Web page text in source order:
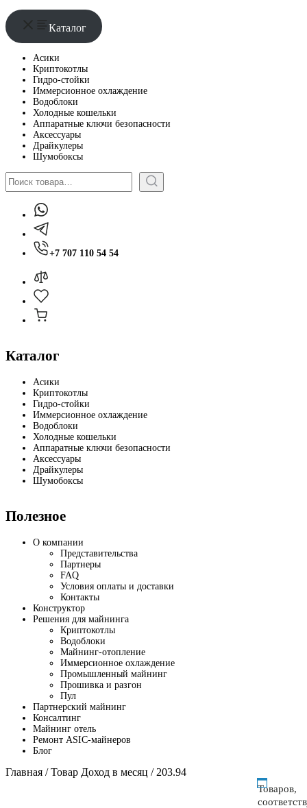
Каталог
Асики
Криптокотлы
Гидро-стойки
Иммерсионное охлаждение
Водоблоки
Холодные кошельки
Аппаратные ключи безопасности
Аксессуары
Драйкулеры
Шумобоксы
Поиск
+7 707 110 54 54
Каталог
Асики
Криптокотлы
Гидро-стойки
Иммерсионное охлаждение
Водоблоки
Холодные кошельки
Аппаратные ключи безопасности
Аксессуары
Драйкулеры
Шумобоксы
Полезное
О компании
Представительства
Партнеры
FAQ
Условия оплаты и доставки
Контакты
Конструктор
Решения для майнинга
Криптокотлы
Водоблоки
Майнинг-отопление
Иммерсионное охлаждение
Промышленный майнинг
Прошивка и разгон
Пул
Партнерский майнинг
Консалтинг
Майнинг отель
Ремонт ASIC-майнеров
Блог
Главная / Товар Доход в месяц / 203.94
Товаров,